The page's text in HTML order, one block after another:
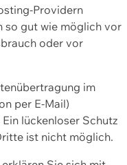
Providern
so gut wie möglich vor
oder vor
im
per E-Mail)
lückenloser Schutz
ist nicht möglich.